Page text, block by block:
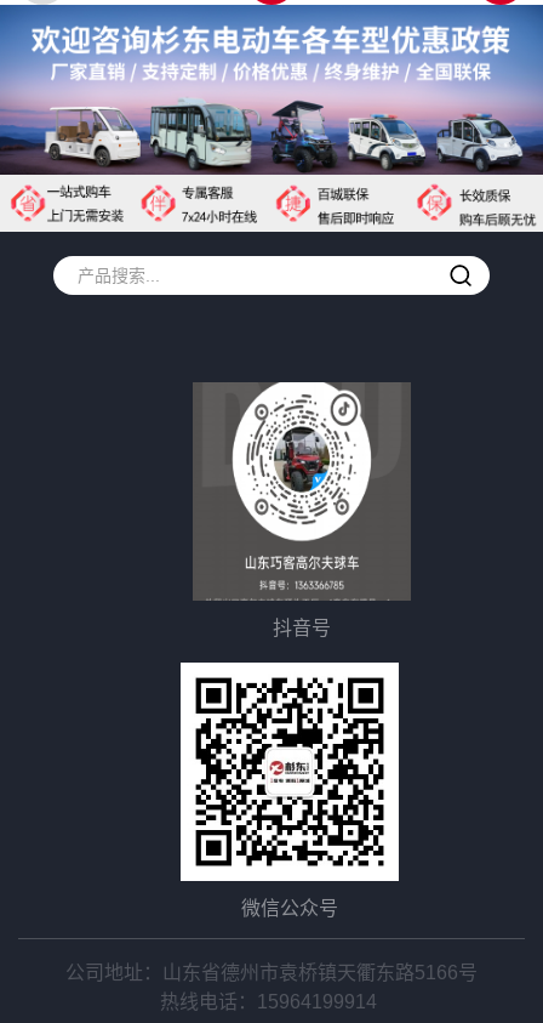
抖音号
微信公众号
公司地址：山东省德州市袁桥镇天衢东路5166号
热线电话：
15964199914